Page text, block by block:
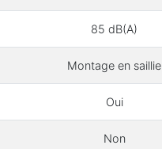
85 dB(A)
Montage en saillie
Oui
Non